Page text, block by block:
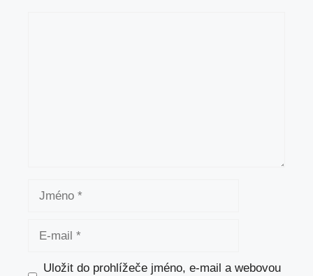
Jméno
Uložit do prohlížeče jméno, e-mail a webovou